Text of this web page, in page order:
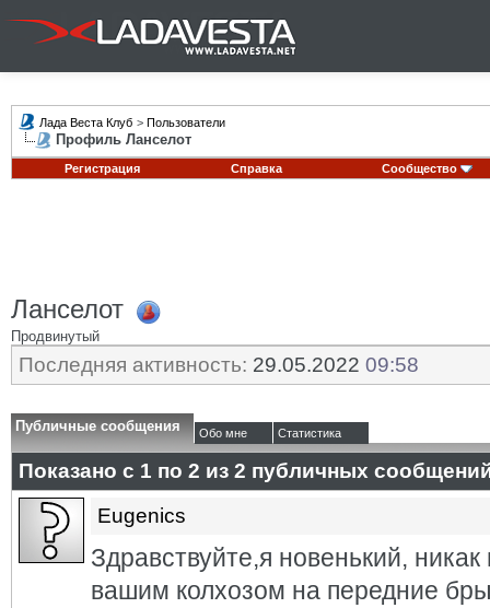
Лада Веста Клуб > Пользователи
Профиль Ланселот
Регистрация Справка Сообщество
Ланселот
Продвинутый
Последняя активность: 29.05.2022 09:58
Публичные сообщения Обо мне Статистика
Показано с 1 по 2 из 2 публичных
Eugenics
Здравствуйте,я новенький,
вашим колхозом на передние